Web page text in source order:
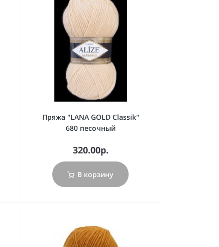
Пряжа "LANA GOLD Classik"
680 песочный
320.00р.
В корзину